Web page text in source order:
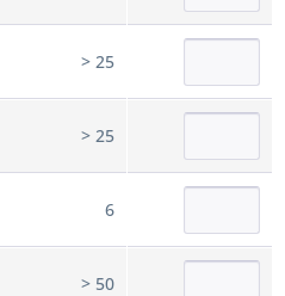
> 25
> 25
6
> 50